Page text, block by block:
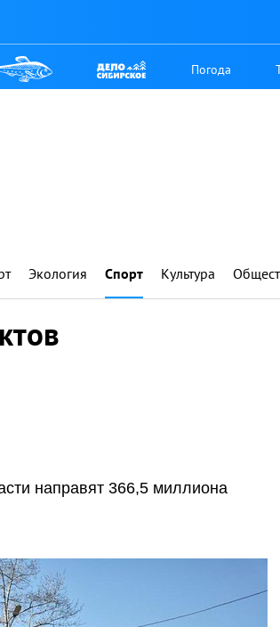
Погода
Экология Спорт Культура
направят 366,5 миллиона